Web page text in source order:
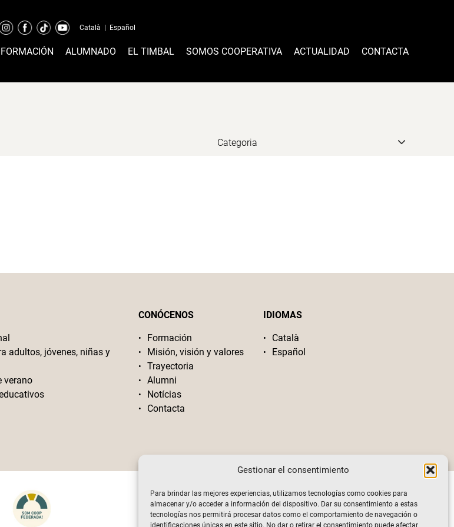
Gestionar el consentimiento
Para brindar las mejores experiencias, utilizamos tecnologías como cookies para
almacenar y/o acceder a información del dispositivo. Dar su consentimiento a estas
tecnologías nos permitirá procesar datos como el comportamiento de navegación o
identificaciones únicas en este sitio. No dar o retirar el consentimiento puede afectar
Català Español
FORMACIÓN ALUMNADO EL TIMBAL SOMOS COOPERATIVA ACTUALIDAD CONTACTA
adultos, jóvenes, niñas y
verano
CONÓCENOS
Formación
Misión, visión y valores
Trayectoria
Alumni
Notícias
Contacta
IDIOMAS
Català
Español